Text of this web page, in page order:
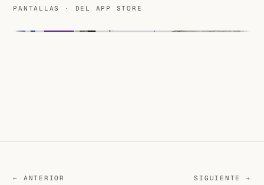
PANTALLAS · DEL APP STORE
← ANTERIOR SIGUIENTE →